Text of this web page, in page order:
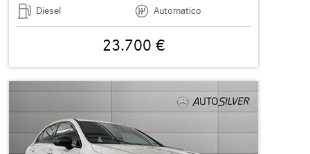
Diesel
Automatico
23.700 €